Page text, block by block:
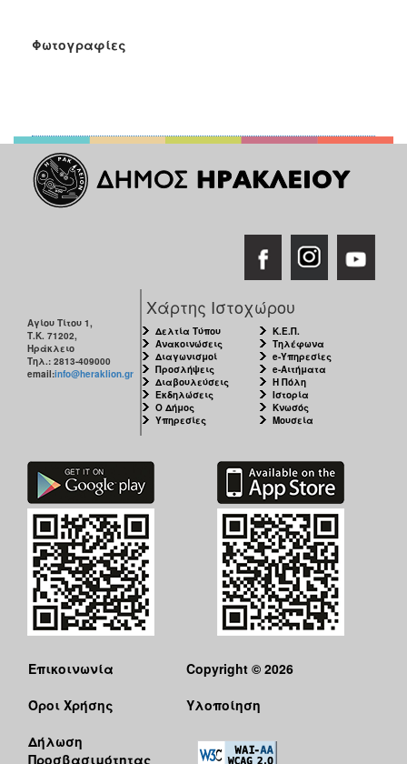
Φωτογραφίες
Αγίου Τίτου 1,
Τ.Κ. 71202,
Ηράκλειο
Τηλ.: 2813-409000
email:info@heraklion.gr
Χάρτης Ιστοχώρου
Δελτία Τύπου
Ανακοινώσεις
Διαγωνισμοί
Προσλήψεις
Διαβουλεύσεις
Εκδηλώσεις
Ο Δήμος
Υπηρεσίες
Κ.Ε.Π.
Τηλέφωνα
e-Υπηρεσίες
e-Αιτήματα
Η Πόλη
Ιστορία
Κνωσός
Μουσεία
Επικοινωνία
Όροι Χρήσης
Δήλωση
Προσβασιμότητας
Copyright © 2026
Υλοποίηση